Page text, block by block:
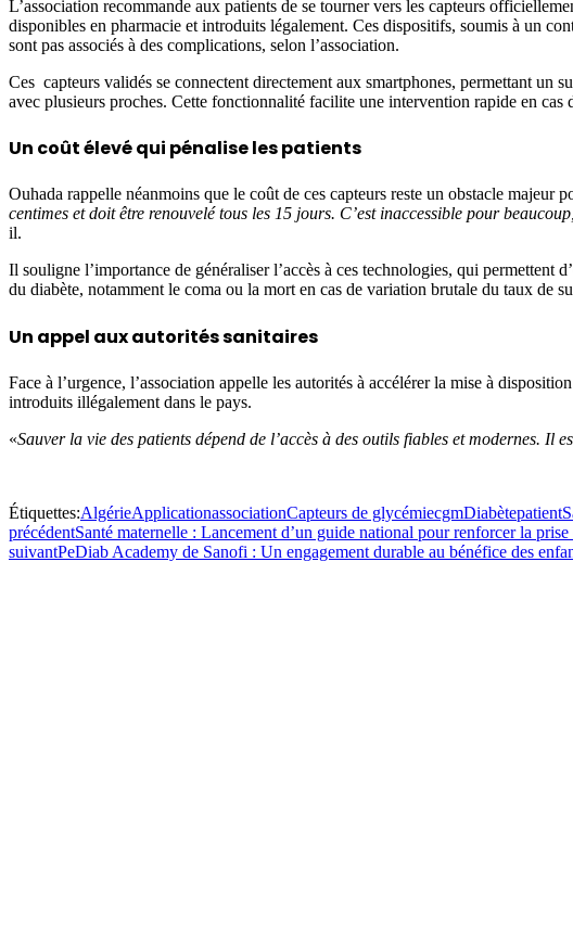
L’association recommande aux patients de se tourner vers les capteurs
disponibles en pharmacie et introduits légalement. Ces dispositifs, soumis à un
sont pas associés à des complications, selon l’association.
Ces capteurs validés se connectent directement aux smartphones, permettant un
avec plusieurs proches. Cette fonctionnalité facilite une intervention rapide en cas
Un coût élevé qui pénalise les patients
Ouhada rappelle néanmoins que le coût de ces capteurs reste un obstacle majeur
centimes et doit être renouvelé tous les 15 jours. C’est inaccessible pour
il.
Il souligne l’importance de généraliser l’accès à ces technologies, qui permettent
du diabète, notamment le coma ou la mort en cas de variation brutale du taux de
Un appel aux autorités sanitaires
Face à l’urgence, l’association appelle les autorités à accélérer la mise à
introduits illégalement dans le pays.
«Sauver la vie des patients dépend de l’accès à des outils fiables et modernes. Il
Étiquettes:AlgérieApplicationassociationCapteurs de glycémiecgmDiabètepatient
précédentSanté maternelle : Lancement d’un guide national pour renforcer la
suivantPeDiab Academy de Sanofi : Un engagement durable au bénéfice des